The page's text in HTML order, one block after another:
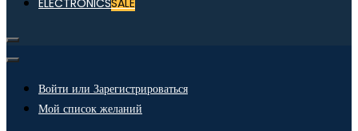
ELECTRONICSSALE
Войти или Зарегистрироваться
Мой список желаний